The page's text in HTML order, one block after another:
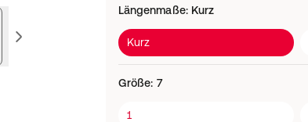
vorheriges Bild
Längenmaße: Kurz
Kurz
Größe: 7
1